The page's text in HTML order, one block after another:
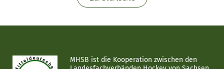
MHSB ist die Kooperation zwischen den